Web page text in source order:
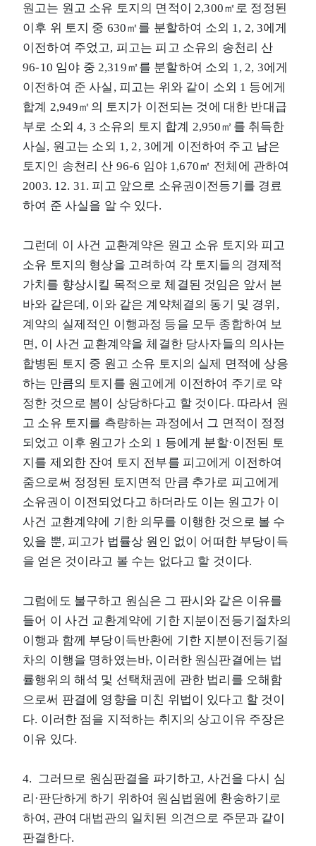
원고는 원고 소유 토지의 면적이 2,300㎡로 정정된
이후 위 토지 중 630㎡를 분할하여 소외 1, 2, 3에게
이전하여 주었고, 피고는 피고 소유의 송천리 산
96-10 임야 중 2,319㎡를 분할하여 소외 1, 2, 3에게
이전하여 준 사실, 피고는 위와 같이 소외 1 등에게
합계 2,949㎡의 토지가 이전되는 것에 대한 반대급
부로 소외 4, 3 소유의 토지 합계 2,950㎡를 취득한
사실, 원고는 소외 1, 2, 3에게 이전하여 주고 남은
토지인 송천리 산 96-6 임야 1,670㎡ 전체에 관하여
2003. 12. 31. 피고 앞으로 소유권이전등기를 경료
하여 준 사실을 알 수 있다.
그런데 이 사건 교환계약은 원고 소유 토지와 피고
소유 토지의 형상을 고려하여 각 토지들의 경제적
가치를 향상시킬 목적으로 체결된 것임은 앞서 본
바와 같은데, 이와 같은 계약체결의 동기 및 경위,
계약의 실제적인 이행과정 등을 모두 종합하여 보
면, 이 사건 교환계약을 체결한 당사자들의 의사는
합병된 토지 중 원고 소유 토지의 실제 면적에 상응
하는 만큼의 토지를 원고에게 이전하여 주기로 약
정한 것으로 봄이 상당하다고 할 것이다. 따라서 원
고 소유 토지를 측량하는 과정에서 그 면적이 정정
되었고 이후 원고가 소외 1 등에게 분할·이전된 토
지를 제외한 잔여 토지 전부를 피고에게 이전하여
줌으로써 정정된 토지면적 만큼 추가로 피고에게
소유권이 이전되었다고 하더라도 이는 원고가 이
사건 교환계약에 기한 의무를 이행한 것으로 볼 수
있을 뿐, 피고가 법률상 원인 없이 어떠한 부당이득
을 얻은 것이라고 볼 수는 없다고 할 것이다.
그럼에도 불구하고 원심은 그 판시와 같은 이유를
들어 이 사건 교환계약에 기한 지분이전등기절차의
이행과 함께 부당이득반환에 기한 지분이전등기절
차의 이행을 명하였는바, 이러한 원심판결에는 법
률행위의 해석 및 선택채권에 관한 법리를 오해함
으로써 판결에 영향을 미친 위법이 있다고 할 것이
다. 이러한 점을 지적하는 취지의 상고이유 주장은
이유 있다.
4. 그러므로 원심판결을 파기하고, 사건을 다시 심
리·판단하게 하기 위하여 원심법원에 환송하기로
하여, 관여 대법관의 일치된 의견으로 주문과 같이
판결한다.